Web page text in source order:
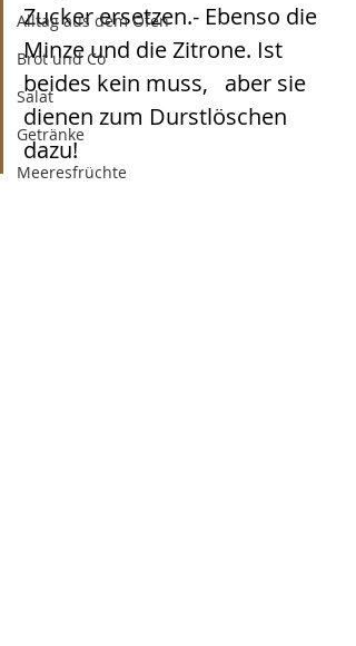
Alltag aus dem Ofen
Brot und Co
Salat
Getränke
Meeresfrüchte
Zucker ersetzen.- Ebenso die
Minze und die Zitrone. Ist
beides kein muss,   aber sie
dienen zum Durstlöschen
dazu!